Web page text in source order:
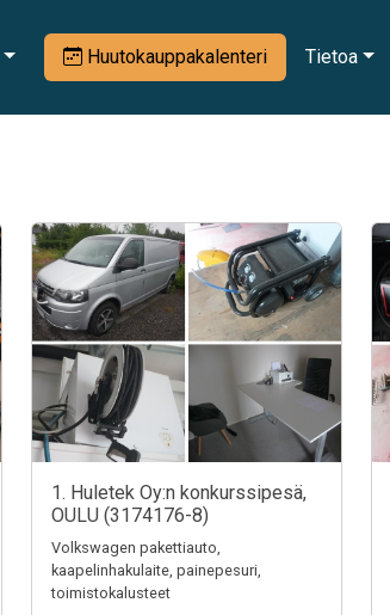
Huutokauppakalenteri Tietoa
1. Huletek Oy:n konkurssipesä,
OULU (3174176-8)
Volkswagen pakettiauto,
kaapelinhakulaite, painepesuri,
toimistokalusteet